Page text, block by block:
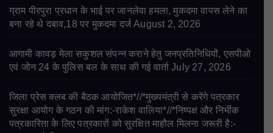
ग्राम पीरपुरा प्रधान के भाई पर जानलेवा हमला, मुकदमा वापस लेने का
बना रहे थे दबाव,18 पर मुकदमा दर्ज August 2, 2026
आगामी कावड़ मेला सकुशल संपन्न कराने हेतु जनप्रतिनिधियों, एसपीओ
एवं जोन 24 के पुलिस बल के साथ की गई वार्ता July 27, 2026
जिला प्रेस क्लब की बैठक आयोजित*//*मुख्यमंत्री से करेंगे पत्रकार
सुरक्षा आयोग के गठन की मांग:-राकेश वालिया*//*निष्पक्ष और निर्भीक
पत्रकारिता के लिए पत्रकारों को सुरक्षित माहौल मिलना जरूरी है:-